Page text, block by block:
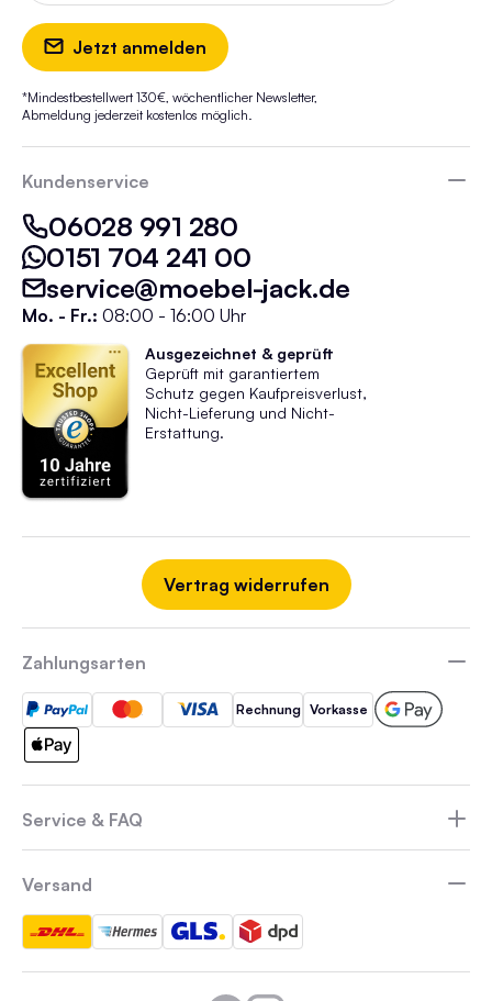
Jetzt anmelden
*Mindestbestellwert 130€, wöchentlicher Newsletter,
Abmeldung jederzeit kostenlos möglich.
Kundenservice
06028 991 280
0151 704 241 00
service@moebel-jack.de
Mo. - Fr.: 08:00 - 16:00 Uhr
Ausgezeichnet & geprüft
Geprüft mit garantiertem
Schutz gegen Kaufpreisverlust,
Nicht-Lieferung und Nicht-
Erstattung.
Vertrag widerrufen
Zahlungsarten
Rechnung Vorkasse
Service & FAQ
Versand